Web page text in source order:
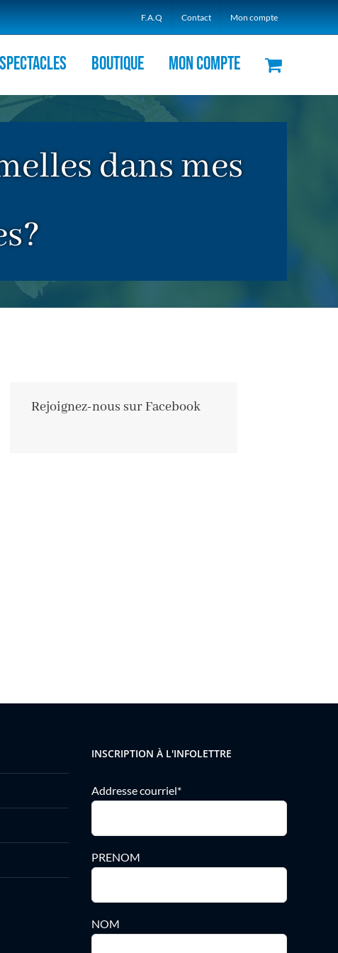
F.A.Q Contact Mon compte
Spectacles Boutique Mon compte
dans mes
Rejoignez-nous sur Facebook
INSCRIPTION À L'INFOLETTRE
Addresse courriel*
PRENOM
NOM